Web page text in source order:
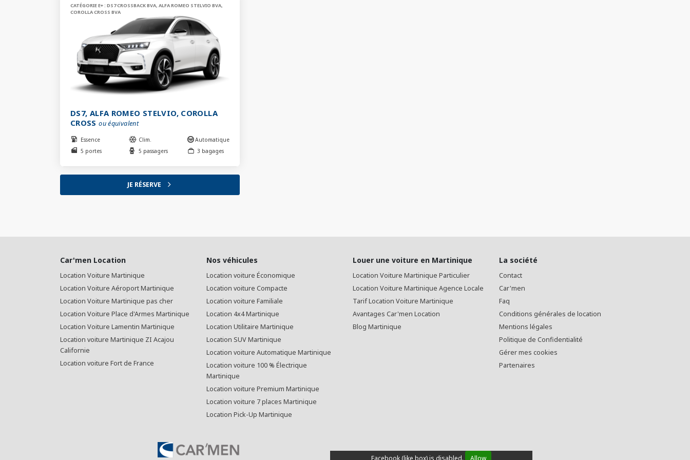
DS7, ALFA ROMEO STELVIO, COROLLA
CROSSou équivalent
CATÉGORIE E+ : DS7 CROSSBACK BVA, ALFA ROMEO STELVIO BVA,
COROLLA CROSS BVA
Essence Clim.
Automatique
5 portes
5 passagers 3 bagages
JE RÉSERVE arrow_forward_ios
Car'men Location
Location Voiture Martinique
Location Voiture Aéroport Martinique
Location Voiture Martinique pas cher
Location Voiture Place d'Armes Martinique
Location Voiture Lamentin Martinique
Location voiture Martinique ZI Acajou
Californie
Location voiture Fort de France
Nos véhicules
Location voiture Économique
Location voiture Compacte
Location voiture Familiale
Location 4x4 Martinique
Location Utilitaire Martinique
Location SUV Martinique
Location voiture Automatique Martinique
Location voiture 100 % Électrique
Martinique
Location voiture Premium Martinique
Location voiture 7 places Martinique
Location Pick-Up Martinique
Louer une voiture en Martinique
Location Voiture Martinique Particulier
Location Voiture Martinique Agence Locale
Tarif Location Voiture Martinique
Avantages Car'men Location
Blog Martinique
La société
Contact
Car'men
Faq
Conditions générales de location
Mentions légales
Politique de Confidentialité
Gérer mes cookies
Partenaires
Facebook (like box) is disabled. Allow